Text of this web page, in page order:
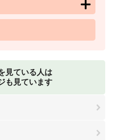
見ている人は
も見ています